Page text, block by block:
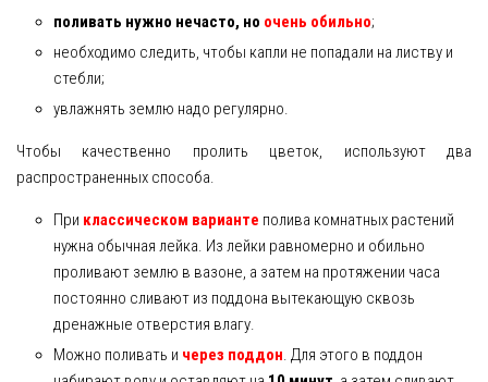
поливать нужно нечасто, но очень обильно;
необходимо следить, чтобы капли не попадали на листву и
стебли;
увлажнять землю надо регулярно.
Чтобы качественно пролить цветок, используют два
распространенных способа.
При классическом варианте полива комнатных растений
нужна обычная лейка. Из лейки равномерно и обильно
проливают землю в вазоне, а затем на протяжении часа
постоянно сливают из поддона вытекающую сквозь
дренажные отверстия влагу.
Можно поливать и через поддон . Для этого в поддон